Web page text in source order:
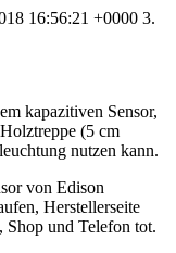
16:56:21 +0000 3.
kapazitiven Sensor,
(5 cm
nutzen kann.
von Edison
Herstellerseite
Shop und Telefon tot.